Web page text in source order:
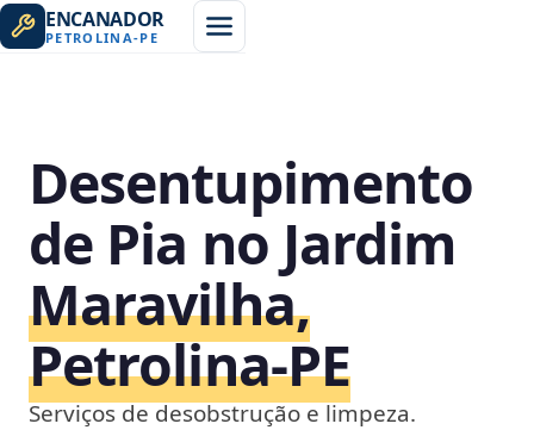
ENCANADOR
PETROLINA-PE
Desentupimento
de Pia no Jardim
Maravilha,
Petrolina‑PE
Serviços de desobstrução e limpeza.